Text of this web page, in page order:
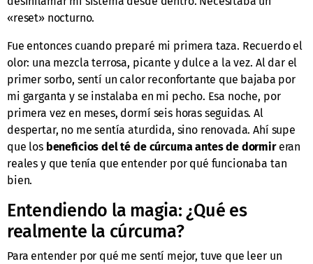
«reset» nocturno.
Fue entonces cuando preparé mi primera taza. Recuerdo el
olor: una mezcla terrosa, picante y dulce a la vez. Al dar el
primer sorbo, sentí un calor reconfortante que bajaba por
mi garganta y se instalaba en mi pecho. Esa noche, por
primera vez en meses, dormí seis horas seguidas. Al
despertar, no me sentía aturdida, sino renovada. Ahí supe
que los beneficios del té de cúrcuma antes de dormireran
reales y que tenía que entender por qué funcionaba tan
bien.
Entendiendo la magia: ¿Qué es
realmente la cúrcuma?
Para entender por qué me sentí mejor, tuve que leer un